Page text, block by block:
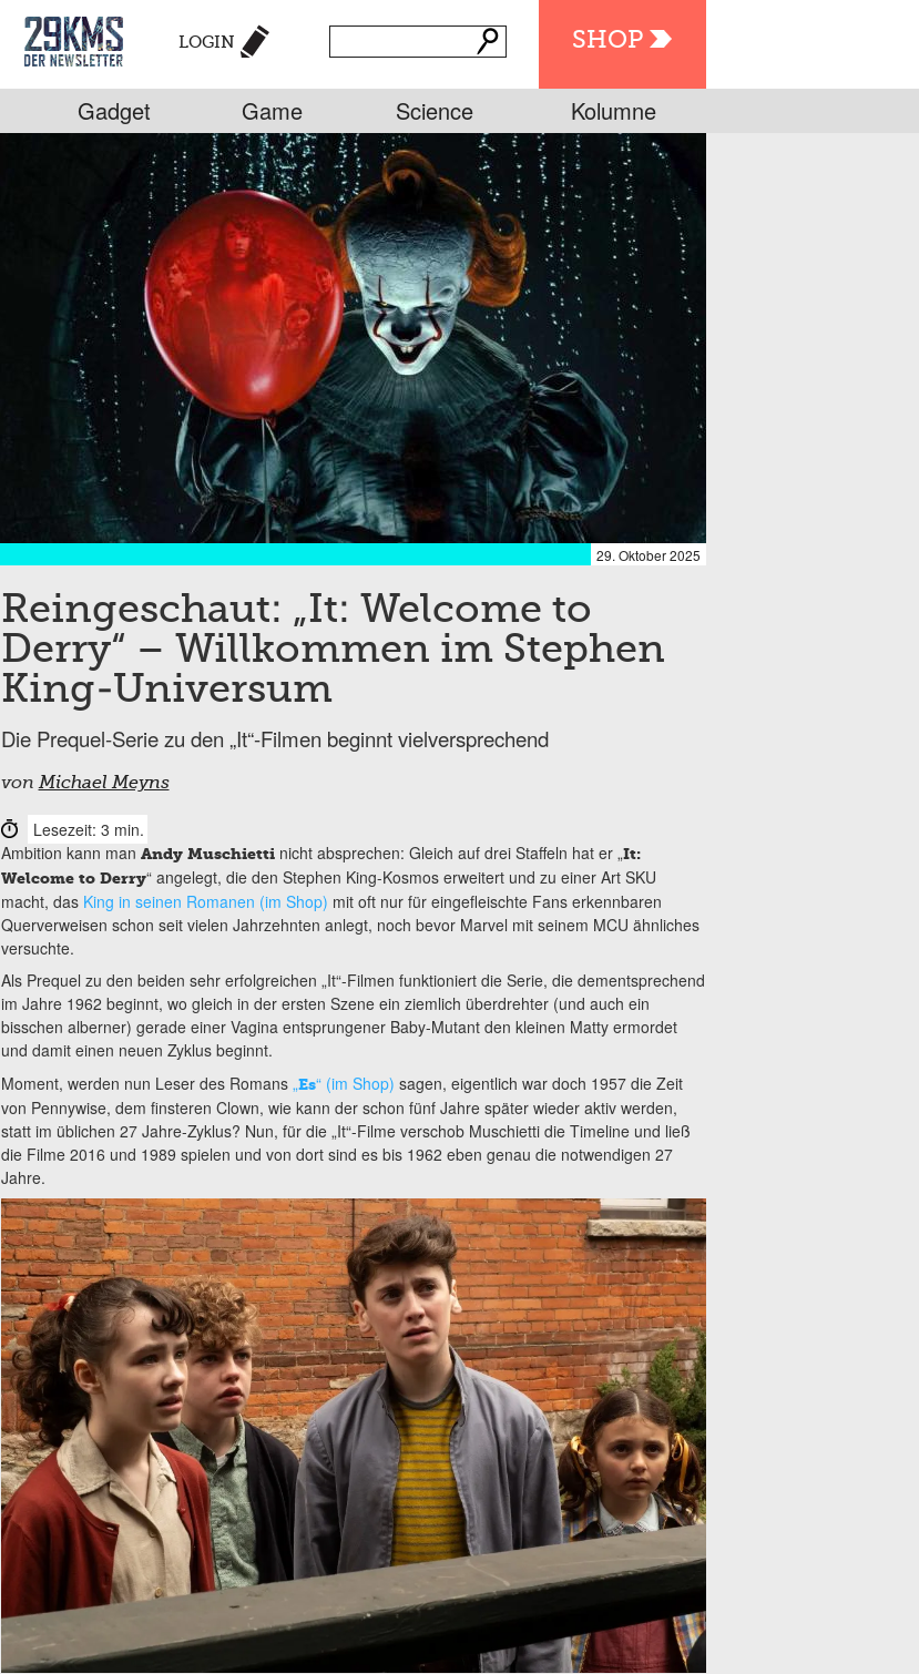
SHOP
LOGIN
Gadget Game Science Kolumne
29. Oktober 2025
Reingeschaut: „It: Welcome to
Derry“ – Willkommen im Stephen
King-Universum
Die Prequel-Serie zu den „It“-Filmen beginnt vielversprechend
vonMichael Meyns
Lesezeit: 3 min.
Ambition kann man Andy Muschiettinicht absprechen: Gleich auf drei Staffeln hat er „It:
Welcome to Derry“ angelegt, die den Stephen King-Kosmos erweitert und zu einer Art SKU
macht, das King in seinen Romanen (im Shop) mit oft nur für eingefleischte Fans erkennbaren
Querverweisen schon seit vielen Jahrzehnten anlegt, noch bevor Marvel mit seinem MCU ähnliches
versuchte.
Als Prequel zu den beiden sehr erfolgreichen „It“-Filmen funktioniert die Serie, die dementsprechend
im Jahre 1962 beginnt, wo gleich in der ersten Szene ein ziemlich überdrehter (und auch ein
bisschen alberner) gerade einer Vagina entsprungener Baby-Mutant den kleinen Matty ermordet
und damit einen neuen Zyklus beginnt.
Moment, werden nun Leser des Romans „Es“ (im Shop) sagen, eigentlich war doch 1957 die Zeit
von Pennywise, dem finsteren Clown, wie kann der schon fünf Jahre später wieder aktiv werden,
statt im üblichen 27 Jahre-Zyklus? Nun, für die „It“-Filme verschob Muschietti die Timeline und ließ
die Filme 2016 und 1989 spielen und von dort sind es bis 1962 eben genau die notwendigen 27
Jahre.